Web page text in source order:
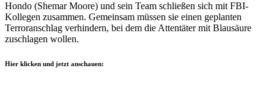
Hondo (Shemar Moore) und sein Team schließen sich mit FBI-
Kollegen zusammen. Gemeinsam müssen sie einen geplanten
Terroranschlag verhindern, bei dem die Attentäter mit Blausäure
zuschlagen wollen.
Hier klicken und jetzt anschauen: